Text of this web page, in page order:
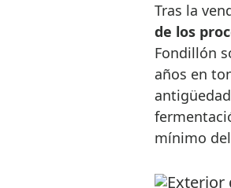
Tras la
de los
Fondillón
años en
mínimo